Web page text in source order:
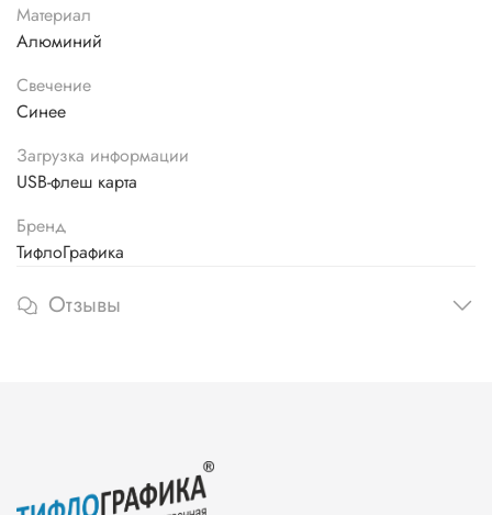
Материал
Алюминий
Свечение
Синее
Загрузка информации
USB-флеш карта
Бренд
ТифлоГрафика
Отзывы